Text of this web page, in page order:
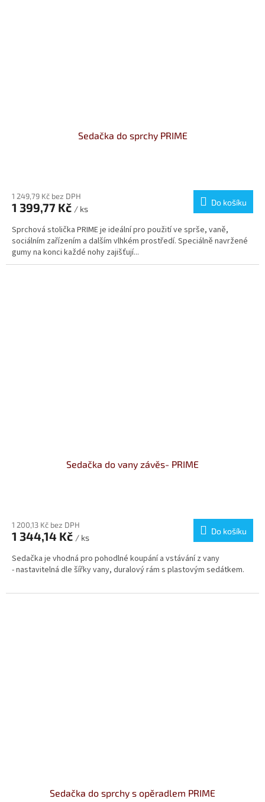
Sedačka do sprchy PRIME
produktu
je
z
5
hvězdiček.
1 249,79 Kč bez DPH
1 399,77 Kč / ks
Do košíku
Sprchová stolička PRIME je ideální pro použití ve sprše, vaně,
sociálním zařízením a dalším vlhkém prostředí. Speciálně navržené
gumy na konci každé nohy zajišťují...
Sedačka do vany závěs- PRIME
produktu
je
z
5
1 200,13 Kč bez DPH
1 344,14 Kč / ks
Do košíku
Sedačka je vhodná pro pohodlné koupání a vstávání z vany
- nastavitelná dle šířky vany, duralový rám s plastovým sedátkem.
Sedačka do sprchy s opěradlem PRIME